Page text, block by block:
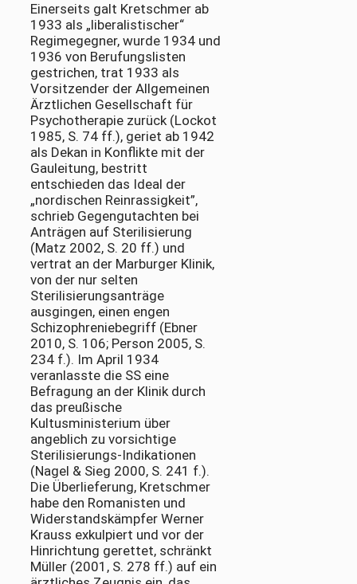
Einerseits galt Kretschmer ab
1933 als „liberalistischer“
Regimegegner, wurde 1934 und
1936 von Berufungslisten
gestrichen, trat 1933 als
Vorsitzender der Allgemeinen
Ärztlichen Gesellschaft für
Psychotherapie zurück (Lockot
1985, S. 74 ff.), geriet ab 1942
als Dekan in Konflikte mit der
Gauleitung, bestritt
entschieden das Ideal der
„nordischen Reinrassigkeit”,
schrieb Gegengutachten bei
Anträgen auf Sterilisierung
(Matz 2002, S. 20 ff.) und
vertrat an der Marburger Klinik,
von der nur selten
Sterilisierungsanträge
ausgingen, einen engen
Schizophreniebegriff (Ebner
2010, S. 106; Person 2005, S.
234 f.). Im April 1934
veranlasste die SS eine
Befragung an der Klinik durch
das preußische
Kultusministerium über
angeblich zu vorsichtige
Sterilisierungs-Indikationen
(Nagel & Sieg 2000, S. 241 f.).
Die Überlieferung, Kretschmer
habe den Romanisten und
Widerstandskämpfer Werner
Krauss exkulpiert und vor der
Hinrichtung gerettet, schränkt
Müller (2001, S. 278 ff.) auf ein